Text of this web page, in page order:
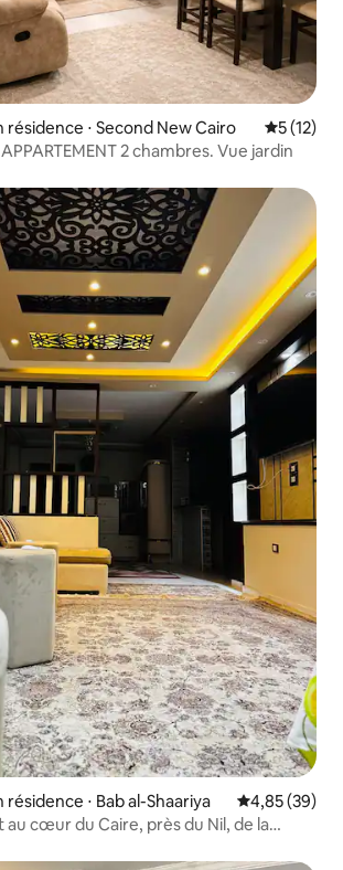
⋅ Second New Cairo
5 (12)
2 chambres. Vue jardin
⋅ Bab al-Shaariya Évaluation
4,85 (39)
au cœur du Caire, près du Nil, de la